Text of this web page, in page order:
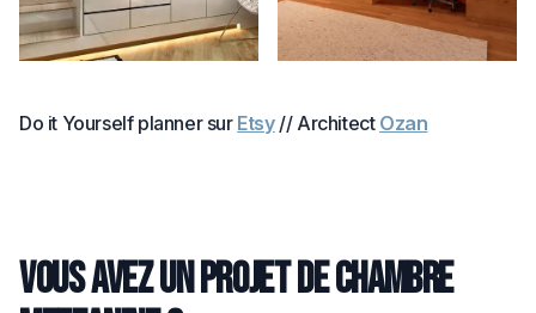
Do it Yourself planner sur Etsy// Architect Ozan
Vous avez un projet de chambre